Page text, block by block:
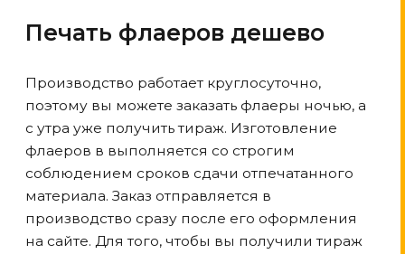
Печать флаеров дешево
Производство работает круглосуточно,
поэтому вы можете заказать флаеры ночью, а
с утра уже получить тираж. Изготовление
флаеров в выполняется со строгим
соблюдением сроков сдачи отпечатанного
материала. Заказ отправляется в
производство сразу после его оформления
на сайте. Для того, чтобы вы получили тираж